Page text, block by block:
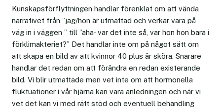
Kunskapsförflyttningen handlar förenklat om att vända
narrativet från ”jag/hon är utmattad och verkar vara på
väg in i väggen ” till ”aha- var det inte så, var hon hon bara i
förklimakteriet?” Det handlar inte om på något sätt om
att skapa en bild av att kvinnor 40 plus är sköra. Snarare
handlar det redan om att förändra en redan existerande
bild. Vi blir utmattade men vet inte om att hormonella
fluktuationer i vår hjärna kan vara anledningen och när vi
vet det kan vi med rätt stöd och eventuell behandling